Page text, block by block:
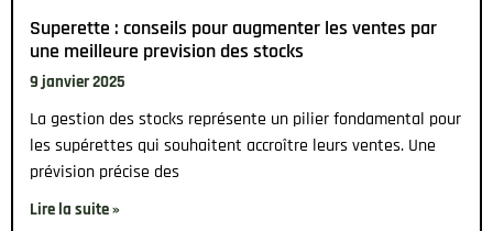
Superette : conseils pour augmenter les ventes par
une meilleure prevision des stocks
9 janvier 2025
La gestion des stocks représente un pilier fondamental pour
les supérettes qui souhaitent accroître leurs ventes. Une
prévision précise des
Lire la suite »